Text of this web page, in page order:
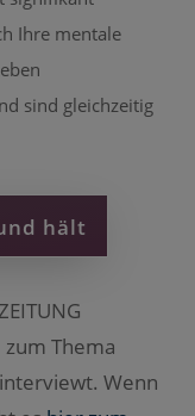
Ihre mentale
sind gleichzeitig
hält
Thema
interviewt. Wenn